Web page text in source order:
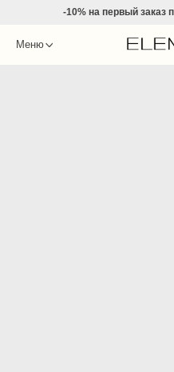
-10% напервый заказ
Меню